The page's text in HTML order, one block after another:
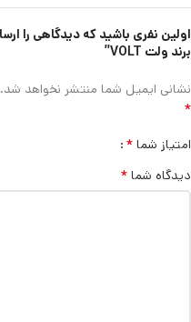
برند ولت VOLT”
نشانی ایمیل شما منتشر نخواهد شد.
*
امتیاز شما *
دیدگاه شما *